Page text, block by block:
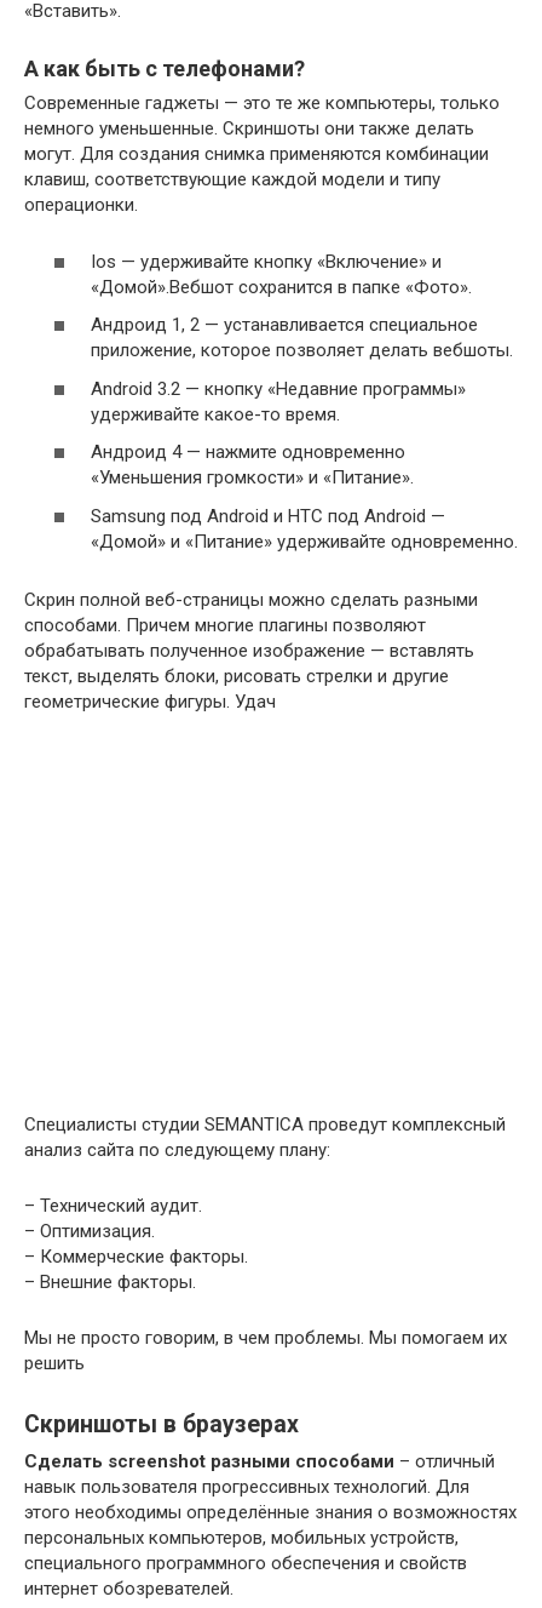
«Вставить».
А как быть с телефонами?
Современные гаджеты — это те же компьютеры, только
немного уменьшенные. Скриншоты они также делать
могут. Для создания снимка применяются комбинации
клавиш, соответствующие каждой модели и типу
операционки.
Ios — удерживайте кнопку «Включение» и
«Домой».Вебшот сохранится в папке «Фото».
Андроид 1, 2 — устанавливается специальное
приложение, которое позволяет делать вебшоты.
Android 3.2 — кнопку «Недавние программы»
удерживайте какое-то время.
Андроид 4 — нажмите одновременно
«Уменьшения громкости» и «Питание».
Samsung под Android и HTC под Android —
«Домой» и «Питание» удерживайте одновременно.
Скрин полной веб-страницы можно сделать разными
способами. Причем многие плагины позволяют
обрабатывать полученное изображение — вставлять
текст, выделять блоки, рисовать стрелки и другие
геометрические фигуры. Удач
Специалисты студии SEMANTICA проведут комплексный
анализ сайта по следующему плану:
– Технический аудит.
– Оптимизация.
– Коммерческие факторы.
– Внешние факторы.
Мы не просто говорим, в чем проблемы. Мы помогаем их
решить
Скриншоты в браузерах
Сделать screenshot разными способами – отличный
навык пользователя прогрессивных технологий. Для
этого необходимы определённые знания о возможностях
персональных компьютеров, мобильных устройств,
специального программного обеспечения и свойств
интернет обозревателей.